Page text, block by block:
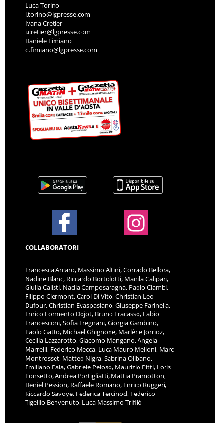
Luca Torino
l.torino@lgpresse.com
Ivana Cretier
i.cretier@lgpresse.com
Daniele Fimiano
d.fimiano@lgpresse.com
COLLABORATORI
Francesca Arcaro, Massimo Altini, Corrado Bellora,
Nadine Blanc, Riccardo Bortolotti, Manila Calipari,
Giulia Calisti, Nadia Camposaragna, Paolo Ciambi,
Filippo Clermont, Carol Di Vito, Christian Leo
Dufour, Christian Evaspasiano, Giuseppe Farinella,
Enrico Formento Dojot, Bruno Fracasso, Fabio
Francesconi, Sofia Fregnani, Giorgia Gambino,
Paolo Gatto, Michael Ghignone, Marlène Jorrioz,
Cecilia Lazzarotto, Giacomo Mangano, Angela
Marrelli, Federico Mecca, Luca Mauro Melloni, Marc
Montrosset, Matteo Nigra, Sabrina Olibano,
Emiliano Pala, Gabriele Peloso, Maurizio Pitti, Loris
Ponsetto, Andrea Portigliatti, Mattia Pramotton,
Deniel Pession, Raffaele Romano, Enrico Ruggeri,
Riccardo Savoye, Federica Tercinod, Federico
Tigellio Benvenuto, Luca Massimo Trifilò